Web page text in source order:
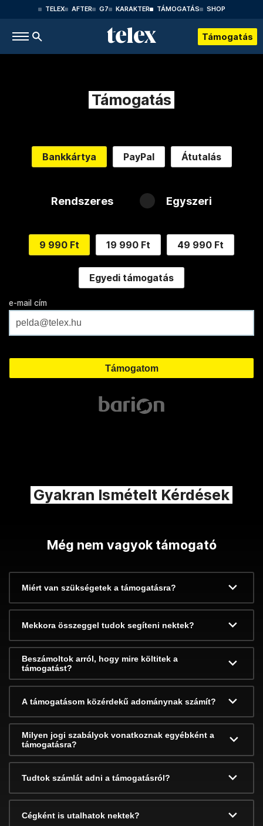
TELEX AFTER G7 KARAKTER TÁMOGATÁS SHOP
Támogatás
Támogatás
Bankkártya PayPal Átutalás
Rendszeres Egyszeri
9 990 Ft 19 990 Ft 49 990 Ft
Egyedi támogatás
e-mail cím
Gyakran Ismételt Kérdések
Még nem vagyok támogató
Miért van szükségetek a támogatásra?
Mekkora összeggel tudok segíteni nektek?
Beszámoltok arról, hogy mire költitek a
támogatást?
A támogatásom közérdekű adománynak számít?
Milyen jogi szabályok vonatkoznak egyébként a
támogatásra?
Tudtok számlát adni a támogatásról?
Cégként is utalhatok nektek?